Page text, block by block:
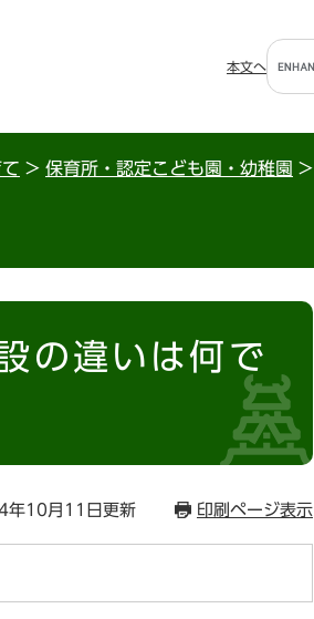
本文へ
G
o
g
l
タ
> 保育所・認定こども園・幼稚園 >
の違いは何で
年10月11日更新 印刷ページ表示